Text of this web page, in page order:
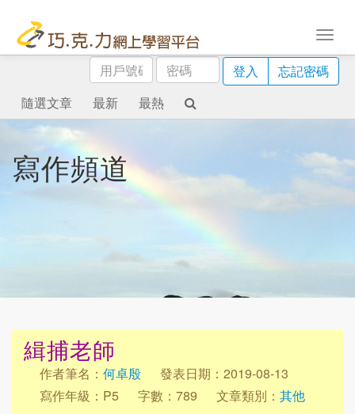
用
戶
號
碼
密
碼
登入
忘記密碼
隨選文章
最新 最熱
寫作頻道
緝捕老師
作者筆名： 何卓殷
發表日期：2019-08-13
寫作年級：P5
字數：789 文章類別： 其他